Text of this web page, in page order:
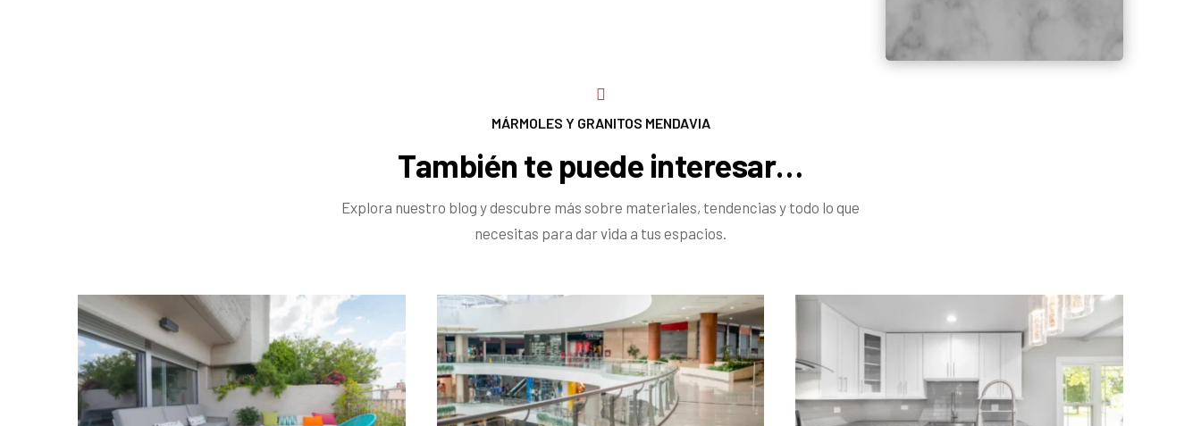

MÁRMOLES Y GRANITOS MENDAVIA
También te puede interesar…
Explora nuestro blog y descubre más sobre materiales, tendencias y todo lo que
necesitas para dar vida a tus espacios.